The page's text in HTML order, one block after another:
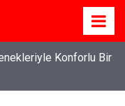
Konforlu Bir